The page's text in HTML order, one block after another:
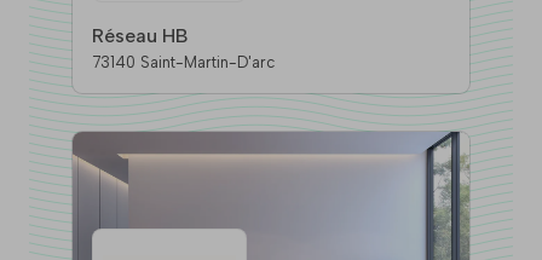
Réseau HB
73140 Saint-Martin-D'arc